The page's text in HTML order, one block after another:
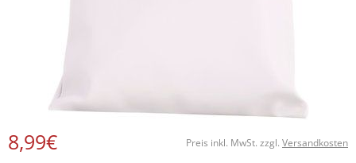
Preis inkl. MwSt. zzgl. Versandkosten
8,99€